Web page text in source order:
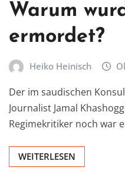
Warum
ermordet?
Heiko Heinisch
Der im saudischen
Journalist Jamal
Regimekritiker noch war
WEITERLESEN